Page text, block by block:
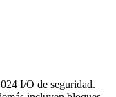
I/O de seguridad.